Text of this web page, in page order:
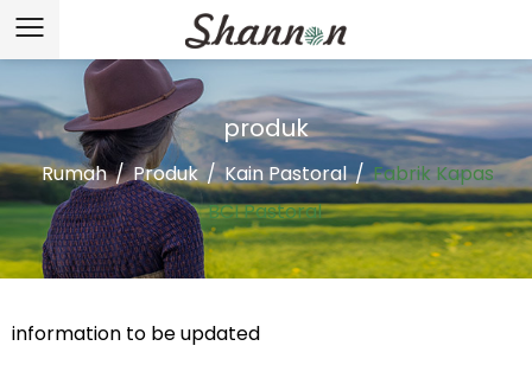
produk
Rumah/Produk /Kain Pastoral/Fabrik Kapas
BCI Pastoral
information to be updated